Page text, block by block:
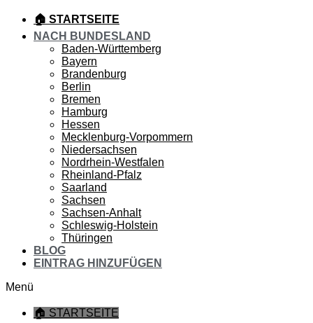
🏠 STARTSEITE
NACH BUNDESLAND
Baden-Württemberg
Bayern
Brandenburg
Berlin
Bremen
Hamburg
Hessen
Mecklenburg-Vorpommern
Niedersachsen
Nordrhein-Westfalen
Rheinland-Pfalz
Saarland
Sachsen
Sachsen-Anhalt
Schleswig-Holstein
Thüringen
BLOG
EINTRAG HINZUFÜGEN
Menü
🏠 STARTSEITE